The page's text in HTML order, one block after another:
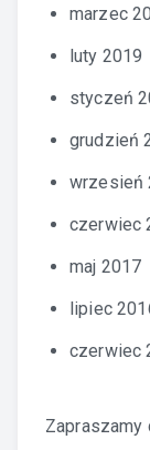
marzec
luty 2019
styczeń
grudzień
wrzesień
czerwiec
maj 2017
lipiec
czerwiec
Zapraszamy